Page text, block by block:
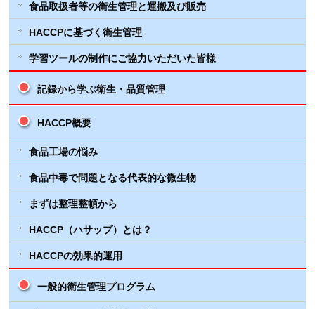
食品取扱者等の衛生管理と運搬及び販売
HACCPに基づく衛生管理
学習ツールの制作にご協力いただいた皆様
記録から学ぶ衛生・品質管理
HACCP概要
食品工場の悩み
食品中毒で問題となる代表的な微生物
まずは整理整頓から
HACCP（ハサップ）とは？
HACCPの効果的運用
一般的衛生管理プログラム